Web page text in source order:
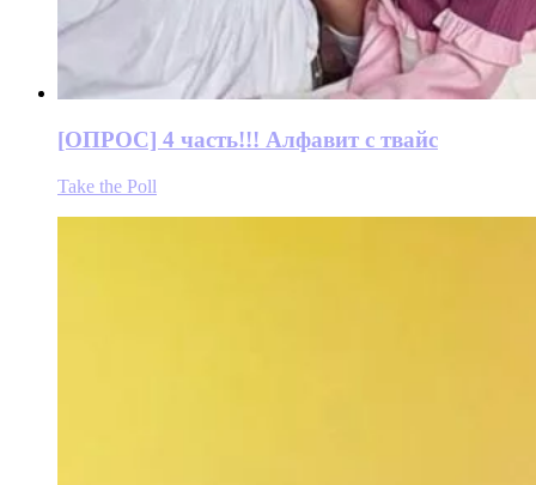
[ОПРОС] 4 часть!!! Алфавит с твайс
Take the Poll